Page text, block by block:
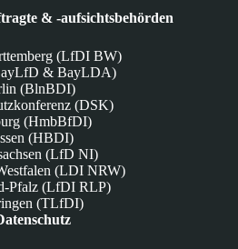
& -aufsichtsbehörden
(LfDI BW)
& BayLDA)
(BlnBDI)
(DSK)
(HmbBfDI)
(HBDI)
(LfD NI)
(LDI NRW)
Pfalz (LfDI RLP)
(TLfDI)